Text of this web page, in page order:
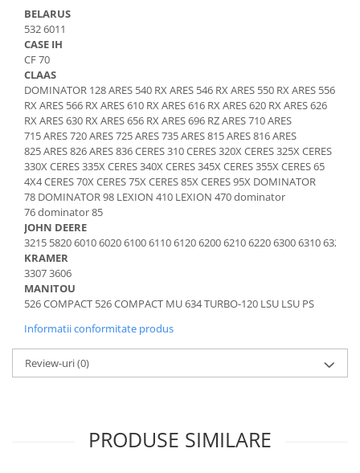
Termoflot
Cablu acceleratie
Senzori de presiune ulei
Vaporizatoare
Radiatoare AC
Piese frana
Discuri de frana
Etrieri
Placute de frana
Pompa de frana - cilindru de frana
Frana utilaje
Supapa franare
Kit reparatii
Cabluri frana
Lichid de frana
Antigel frane
Piese fara categorie
Piese Vermeer
Piese Gehl
Piese Socage
Piese Kaeser
Piese Wacker Neuson
Piese David Brown
Piese Mc Cormick
Piese Lamborghini
Piese Same
Piese Renault
Piese Hurlimann
Piese Zetor
Piese Weidemann
Piese Ausa
Piese Sennebogen
Piese Still
Piese Valmet Valtra
BELARUS
532 6011
CASE IH
CF 70
CLAAS
DOMINATOR 128 ARES 540 RX ARES 546 RX ARES 550 RX ARES 556
RX ARES 566 RX ARES 610 RX ARES 616 RX ARES 620 RX ARES 626
RX ARES 630 RX ARES 656 RX ARES 696 RZ ARES 710 ARES
715 ARES 720 ARES 725 ARES 735 ARES 815 ARES 816 ARES
825 ARES 826 ARES 836 CERES 310 CERES 320X CERES 325X CERES
330X CERES 335X CERES 340X CERES 345X CERES 355X CERES 65
4X4 CERES 70X CERES 75X CERES 85X CERES 95X DOMINATOR
78 DOMINATOR 98 LEXION 410 LEXION 470 dominator
76 dominator 85
JOHN DEERE
3215 5820 6010 6020 6100 6110 6120 6200 6210 6220 6300 6310 6320
KRAMER
3307 3606
MANITOU
526 COMPACT 526 COMPACT MU 634 TURBO-120 LSU LSU PS
Informatii conformitate produs
Review-uri(0)
PRODUSE SIMILARE